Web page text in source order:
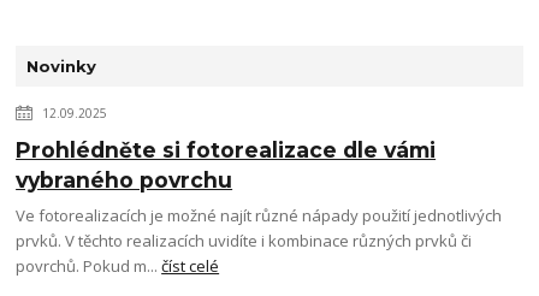
Novinky
12.09.2025
Prohlédněte si fotorealizace dle vámi
vybraného povrchu
Ve fotorealizacích je možné najít různé nápady použití jednotlivých
prvků. V těchto realizacích uvidíte i kombinace různých prvků či
povrchů. Pokud m...číst celé